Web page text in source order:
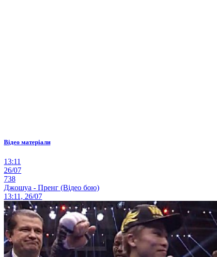
Відео матеріали
13:11
26/07
738
Джошуа - Пренг (Відео бою)
13:11, 26/07